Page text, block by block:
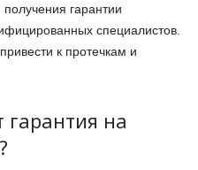
гарантии
специалистов.
к протечкам и
гарантия на